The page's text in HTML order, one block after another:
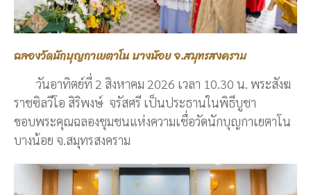
ฉลองวัดนักบุญกาเยตาโน บางน้อย จ.สมุทรสงคราม
วันอาทิตย์ที่ 2 สิงหาคม 2026 เวลา 10.30 น. พระสังฆ
ราชซิลวีโอ สิริพงษ์ จรัสศรี เป็นประธานในพิธีบูชา
ขอบพระคุณฉลองชุมชนแห่งความเชื่อวัดนักบุญกาเยตาโน
บางน้อย จ.สมุทรสงคราม